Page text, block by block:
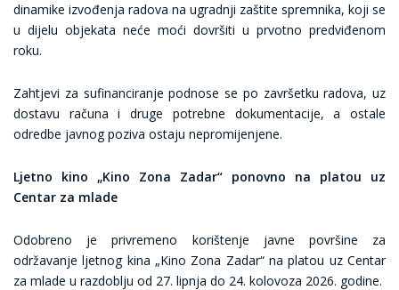
dinamike izvođenja radova na ugradnji zaštite spremnika, koji se
u dijelu objekata neće moći dovršiti u prvotno predviđenom
roku.
Zahtjevi za sufinanciranje podnose se po završetku radova, uz
dostavu računa i druge potrebne dokumentacije, a ostale
odredbe javnog poziva ostaju nepromijenjene.
Ljetno kino „Kino Zona Zadar“ ponovno na platou uz
Centar za mlade
Odobreno je privremeno korištenje javne površine za
održavanje ljetnog kina „Kino Zona Zadar“ na platou uz Centar
za mlade u razdoblju od 27. lipnja do 24. kolovoza 2026. godine.